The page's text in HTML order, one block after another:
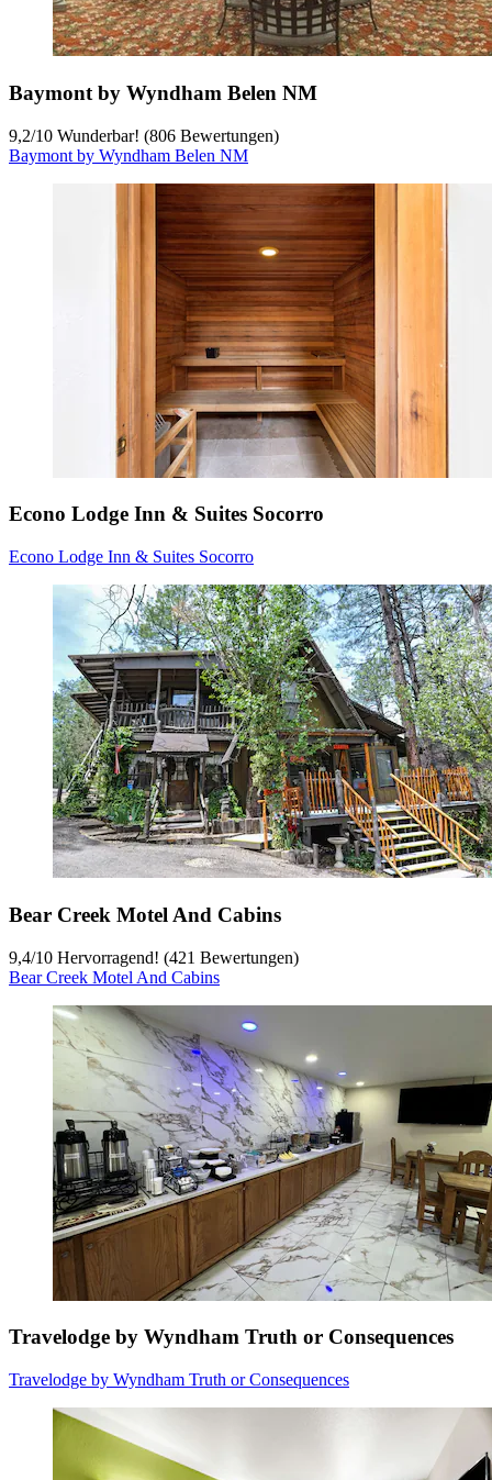
Baymont by Wyndham Belen NM
9,2/10 Wunderbar! (806 Bewertungen)
Baymont by Wyndham Belen NM
Econo Lodge Inn & Suites Socorro
Econo Lodge Inn & Suites Socorro
Bear Creek Motel And Cabins
9,4/10 Hervorragend! (421 Bewertungen)
Bear Creek Motel And Cabins
Travelodge by Wyndham Truth or Consequences
Travelodge by Wyndham Truth or Consequences